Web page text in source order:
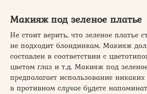
Макияж под зеленое платье
Не стоит верить, что зеленое платье
не подходит блондинкам. Макияж
составлен в соответствии с
цветом глаз и т.д. Макияж под
предполагает использование никаких
в противном случае будете